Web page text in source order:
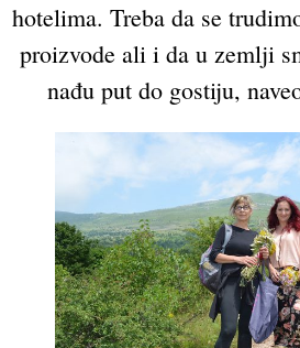
hotelima. Treba da se
proizvode ali i da u zemlji
nađu put do gostiju,